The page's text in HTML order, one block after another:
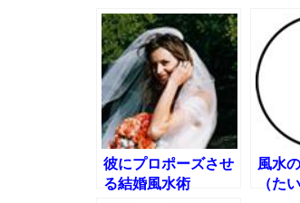
彼にプロポーズさせ
る結婚風水術
風水
（た